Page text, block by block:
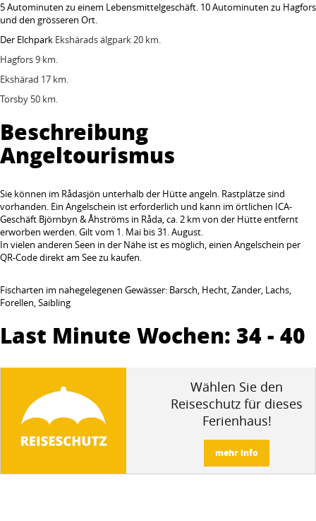
5 Autominuten zu einem Lebensmittelgeschäft. 10 Autominuten zu Hagfors
und den grösseren Ort.
Der Elchpark Ekshärads älgpark 20 km.
Hagfors 9 km.
Ekshärad 17 km.
Torsby 50 km.
Beschreibung
Angeltourismus
Sie können im Rådasjön unterhalb der Hütte angeln. Rastplätze sind
vorhanden. Ein Angelschein ist erforderlich und kann im örtlichen ICA-
Geschäft Björnbyn & Åhströms in Råda, ca. 2 km von der Hütte entfernt
erworben werden. Gilt vom 1. Mai bis 31. August.
In vielen anderen Seen in der Nähe ist es möglich, einen Angelschein per
QR-Code direkt am See zu kaufen.
Fischarten im nahegelegenen Gewässer: Barsch, Hecht, Zander, Lachs,
Forellen, Saibling
Last Minute Wochen: 34 - 40
Wählen Sie den
Reiseschutz für dieses
Ferienhaus!
mehr info